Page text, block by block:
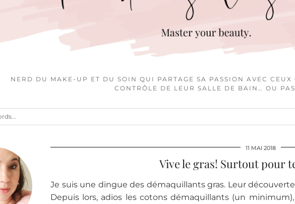
NERD DU MAKE-UP ET DU SOIN QUI PARTAGE SA PASSION AVEC CEUX
CONTRÔLE DE LEUR SALLE DE BAIN… OU PAS.
11 MAI 2018
Vive le gras! Surtout pour
Je suis une dingue des démaquillants gras. Leur
Depuis lors, adios les cotons démaquillants (un